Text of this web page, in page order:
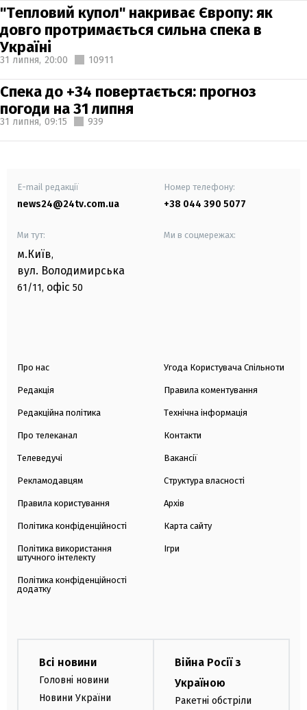
"Тепловий купол" накриває Європу: як
довго протримається сильна спека в
Україні
31 липня, 20:00 10911
Спека до +34 повертається: прогноз
погоди на 31 липня
31 липня, 09:15 939
E-mail редакції
news24@24tv.com.ua
Номер телефону:
+38 044 390 5077
Ми тут:
м.Київ,
вул. Володимирська
61/11, офіс 50
Ми в соцмережах:
Про нас
Редакція
Редакційна політика
Про телеканал
Телеведучі
Рекламодавцям
Правила користування
Політика конфіденційності
Політика використання
штучного інтелекту
Політика конфіденційності
додатку
Угода Користувача Спільноти
Правила коментування
Технічна інформація
Контакти
Вакансії
Структура власності
Архів
Карта сайту
Ігри
Всі новини
Головні новини
Новини України
Війна Росії з
Україною
Ракетні обстріли